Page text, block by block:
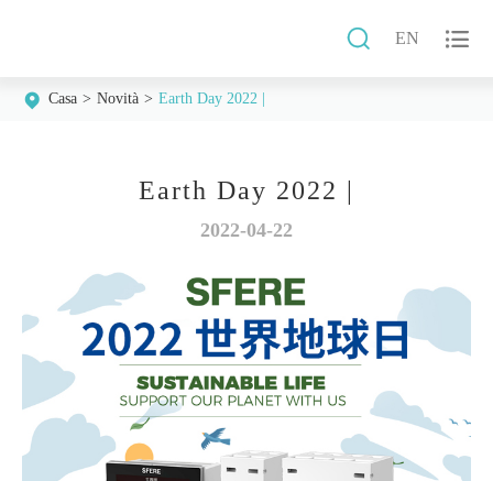
 EN 
Casa Novità Earth Day 2022 |
Earth Day 2022 |
2022-04-22